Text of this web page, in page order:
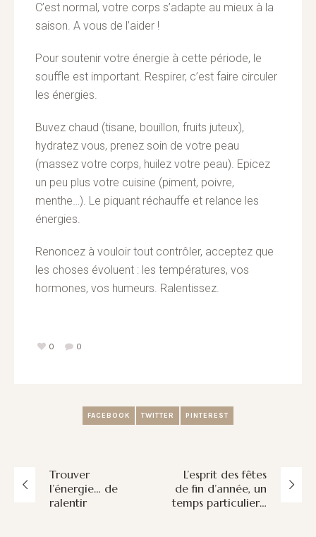
C’est normal, votre corps s’adapte au mieux à la
saison. A vous de l’aider !
Pour soutenir votre énergie à cette période, le
souffle est important. Respirer, c’est faire circuler
les énergies.
Buvez chaud (tisane, bouillon, fruits juteux),
hydratez vous, prenez soin de votre peau
(massez votre corps, huilez votre peau). Epicez
un peu plus votre cuisine (piment, poivre,
menthe…). Le piquant réchauffe et relance les
énergies.
Renoncez à vouloir tout contrôler, acceptez que
les choses évoluent : les températures, vos
hormones, vos humeurs. Ralentissez.
0 0
FACEBOOK TWITTER PINTEREST
Trouver
l’énergie… de
ralentir
L’esprit des fêtes
de fin d’année, un
temps particulier…